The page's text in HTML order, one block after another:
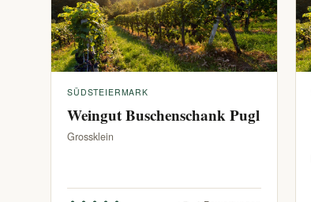
SÜDSTEIERMARK
Weingut Buschenschank Pugl
Grossklein